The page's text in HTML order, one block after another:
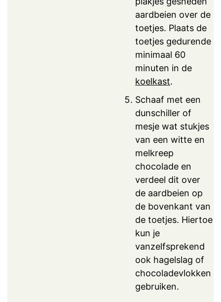
aardbeien over de
toetjes. Plaats de
toetjes gedurende
minimaal 60
minuten in de
koelkast.
Schaaf met een
dunschiller of
mesje wat stukjes
van een witte en
melkreep
chocolade en
verdeel dit over
de aardbeien op
de bovenkant van
de toetjes. Hiertoe
kun je
vanzelfsprekend
ook hagelslag of
chocoladevlokken
gebruiken.